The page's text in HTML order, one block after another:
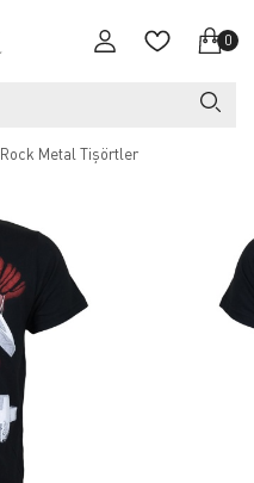
0
Rock Metal Tişörtler